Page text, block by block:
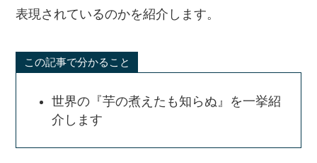
表現されているのかを紹介します。
この記事で分かること
世界の『芋の煮えたも知らぬ』を一挙紹
介します